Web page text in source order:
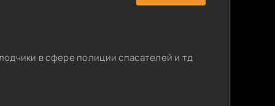
в сфере полиции спасателей и тд